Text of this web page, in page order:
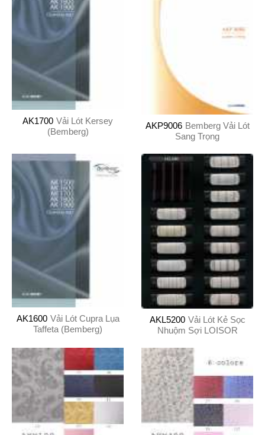
AK1700 Vải Lót Kersey
(Bemberg)
AKP9006 Bemberg Vải Lót
Sang Trọng
AK1600 Vải Lót Cupra Lụa
Taffeta (Bemberg)
AKL5200 Vải Lót Kẻ Sọc
Nhuộm Sợi LOISOR